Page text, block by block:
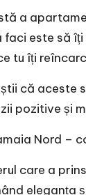
a
este să
tu îți
că aceste
pozitive și
Nord –
care a
eleganța